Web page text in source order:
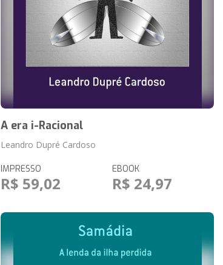
A era i-Racional
Leandro Dupré Cardoso
IMPRESSO
R$ 59,02
EBOOK
R$ 24,97